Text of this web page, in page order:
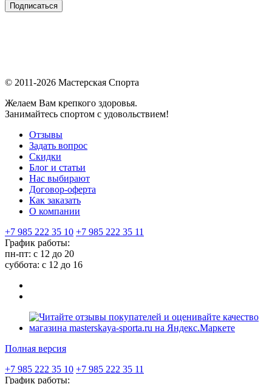
Подписаться
© 2011-2026 Мастерская Спорта
Желаем Вам крепкого здоровья.
Занимайтесь спортом с удовольствием!
Отзывы
Задать вопрос
Скидки
Блог и статьи
Нас выбирают
Договор-оферта
Как заказать
О компании
+7 985 222 35 10 +7 985 222 35 11
График работы:
пн-пт: с 12 до 20
суббота: c 12 до 16
Полная версия
+7 985 222 35 10 +7 985 222 35 11
График работы: